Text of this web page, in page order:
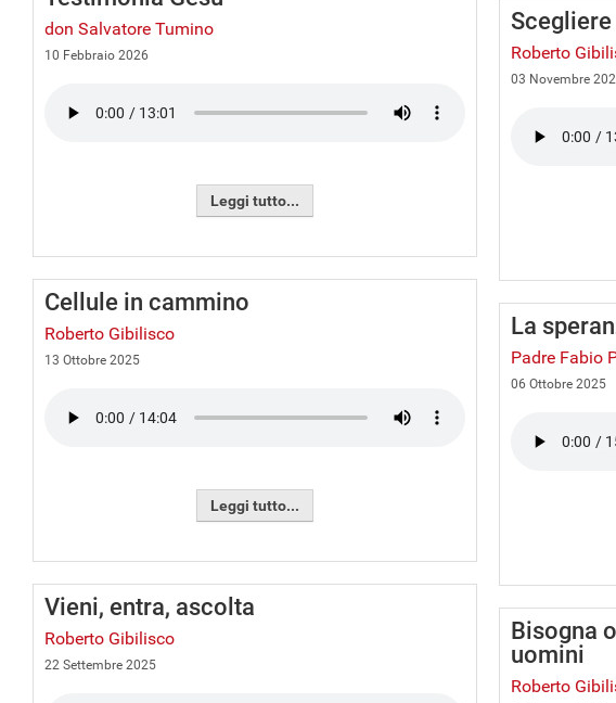
don Salvatore Tumino
10 Febbraio 2026
Leggi tutto...
Cellule in cammino
Roberto Gibilisco
13 Ottobre 2025
Leggi tutto...
Vieni, entra, ascolta
Roberto Gibilisco
22 Settembre 2025
Scegliere
Roberto
03 Novembre
La
Padre Fabio
06 Ottobre 2025
Bisogna
uomini
Roberto